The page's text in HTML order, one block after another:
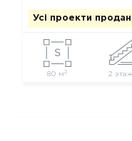
Усі проекти
80 м 2 2